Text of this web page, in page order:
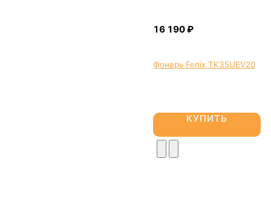
Фонарь Fenix TK35UEV20
КУПИТЬ